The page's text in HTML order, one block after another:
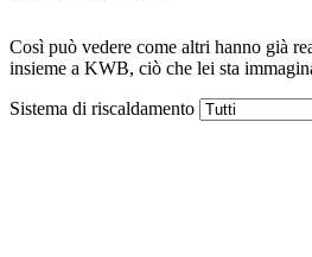
Così può vedere come altri hanno già
insieme a KWB, ciò che lei sta
Sistema di riscaldamento